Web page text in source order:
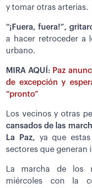
y tomar otras arterias.
“¡Fuera, fuera!”,
a hacer retroceder a
urbano.
MIRA AQUÍ: Paz
de excepción y
“pronto”
Los vecinos y otras
cansados de las
La Paz, ya que
sectores que generan
La marcha de los
miércoles con la